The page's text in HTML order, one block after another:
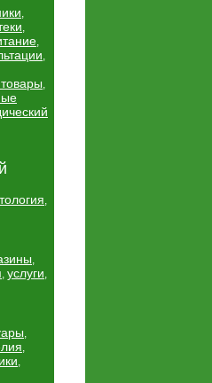
,
,
,
,
,
,
,
, услуги,
,
,
,